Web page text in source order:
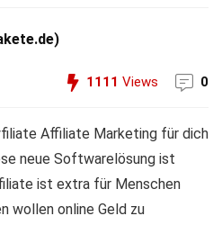
1111 Views 0
Affiliate Marketing für dich
neue Softwarelösung ist
ist extra für Menschen
wollen online Geld zu